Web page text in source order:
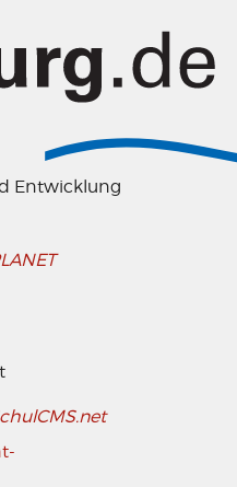
Entwicklung